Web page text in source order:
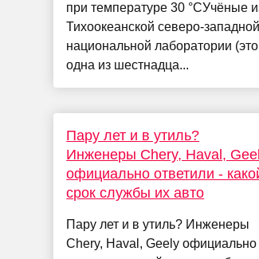
при температуре 30 °CУчёные
Тихоокеанской северо-западной
национальной лаборатории (это
одна из шестнадца...
Пару лет и в утиль?
Инженеры Chery, Haval,
официально ответили -
срок службы их авто
Пару лет и в утиль? Инженеры
Chery, Haval, Geely официально